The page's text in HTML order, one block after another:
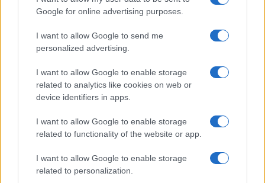
Google for online advertising purposes.
I want to allow Google to send me
personalized advertising.
I want to allow Google to enable storage
related to analytics like cookies on web or
device identifiers in apps.
I want to allow Google to enable storage
related to functionality of the website or app.
I want to allow Google to enable storage
related to personalization.
persone: due bimbi tra i feriti
Red Valley Festival, musica no-stop a Olbia fino